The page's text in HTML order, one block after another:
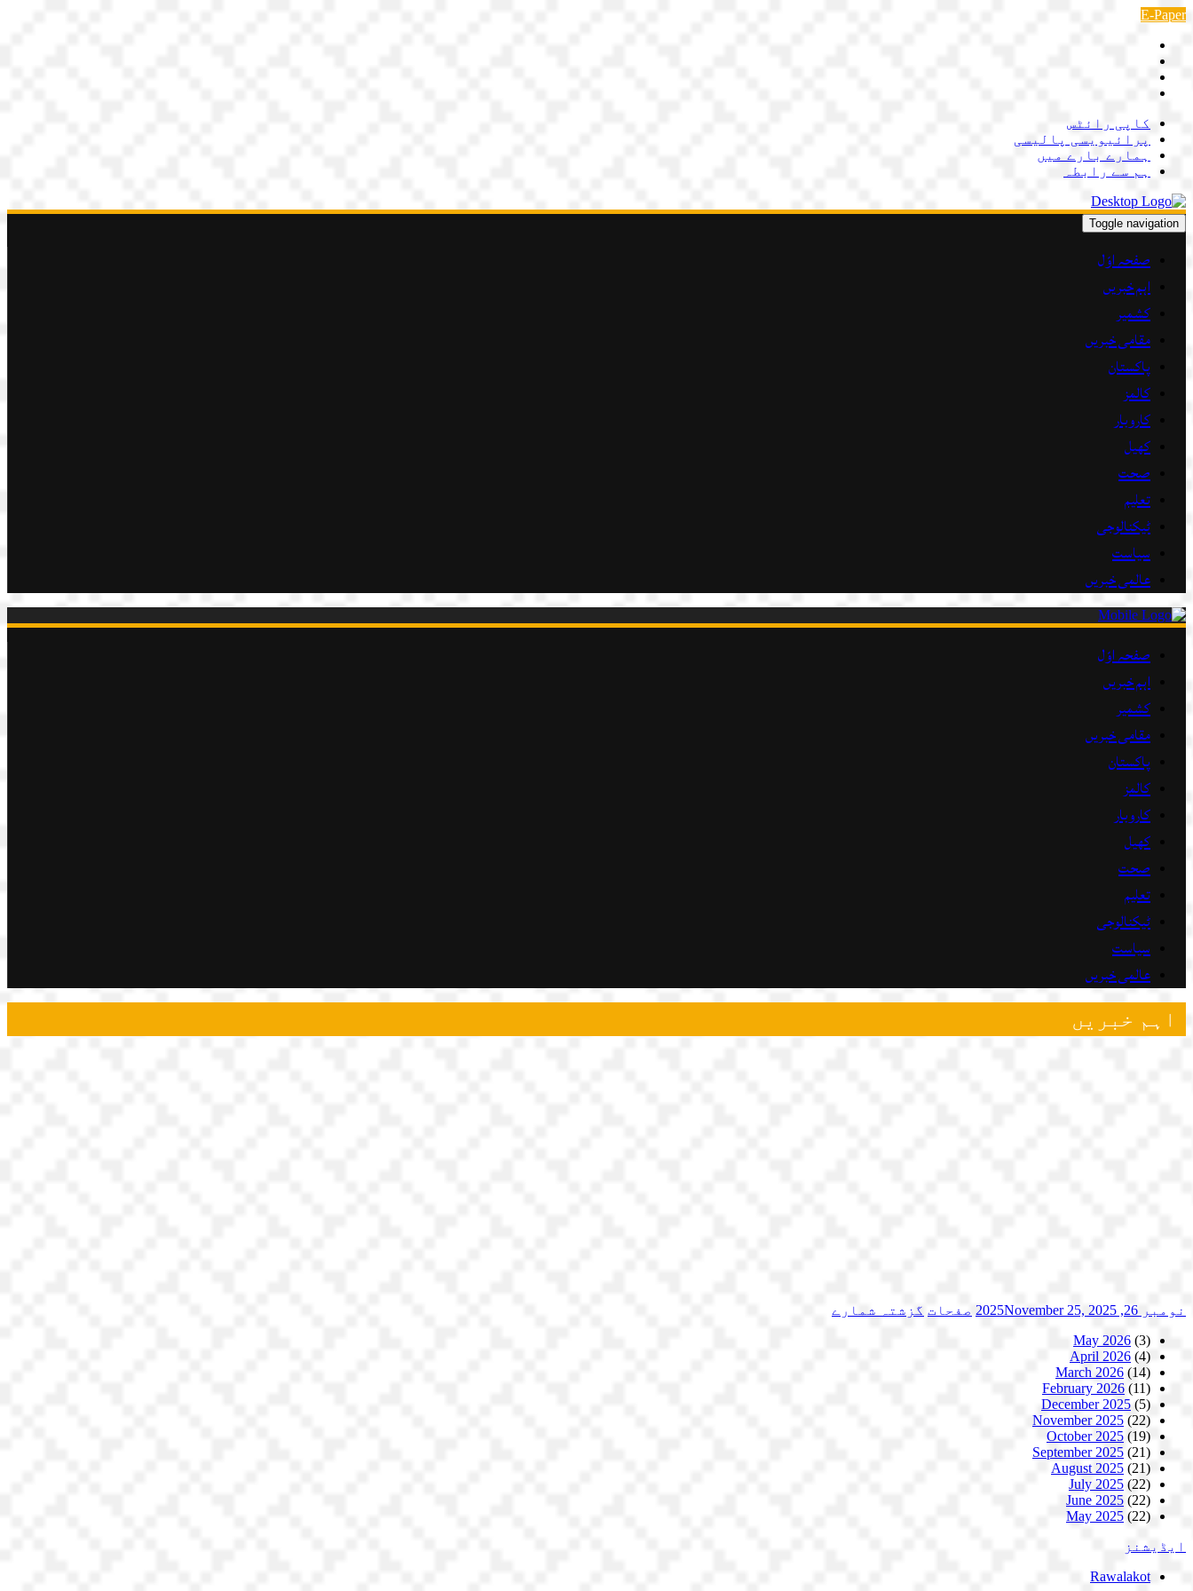
Skip
content
E-Paper
کاپی رائٹس
پرائیویسی پالیسی
ہمارے بارے میں
ہم سے رابطہ
Toggle navigation
صفحہ اوّل
اہم خبریں
کشمیر
مقامی خبریں
پاکستان
کالمز
کاروبار
کھیل
صحت
تعلیم
ٹیکنالوجی
سیاست
عالمی خبریں
صفحہ اوّل
اہم خبریں
کشمیر
مقامی خبریں
پاکستان
کالمز
کاروبار
کھیل
صحت
تعلیم
ٹیکنالوجی
سیاست
عالمی خبریں
اہم خبریں
نومبر 26, 2025 November 25, 2025 صفحات گزشتہ شمارے
May 2026 (3)
April 2026 (4)
March 2026 (14)
February 2026 (11)
December 2025 (5)
November 2025 (22)
October 2025 (19)
September 2025 (21)
August 2025 (21)
July 2025 (22)
June 2025 (22)
May 2025 (22)
ایڈیشنز
Rawalakot